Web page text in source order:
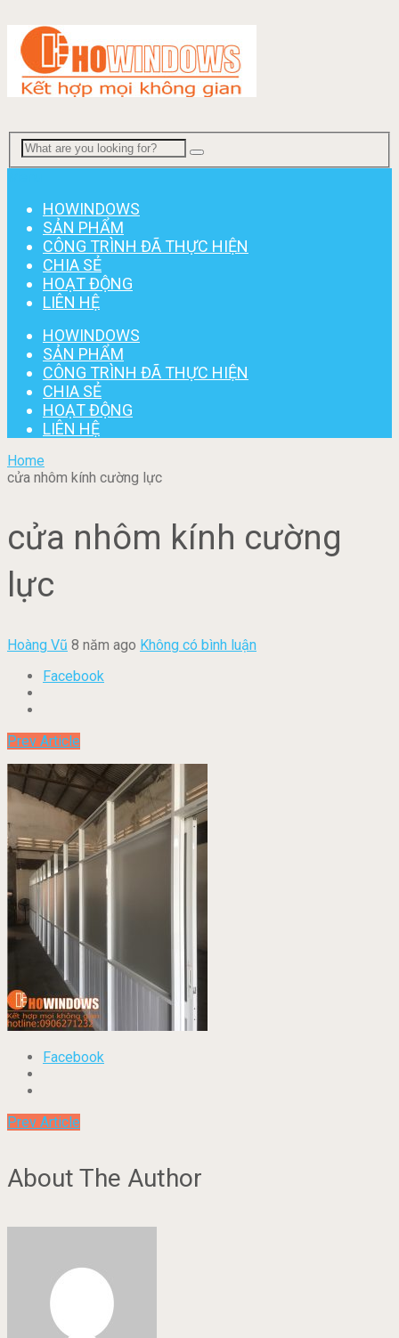
HOWINDOWS
SẢN PHẨM
CÔNG TRÌNH ĐÃ THỰC HIỆN
CHIA SẺ
HOẠT ĐỘNG
LIÊN HỆ
HOWINDOWS
SẢN PHẨM
CÔNG TRÌNH ĐÃ THỰC HIỆN
CHIA SẺ
HOẠT ĐỘNG
LIÊN HỆ
Home
cửa nhôm kính cường lực
cửa nhôm kính cường
lực
Hoàng Vũ 8 năm ago Không có bình luận
Facebook
Prev Article
Facebook
Prev Article
About The Author